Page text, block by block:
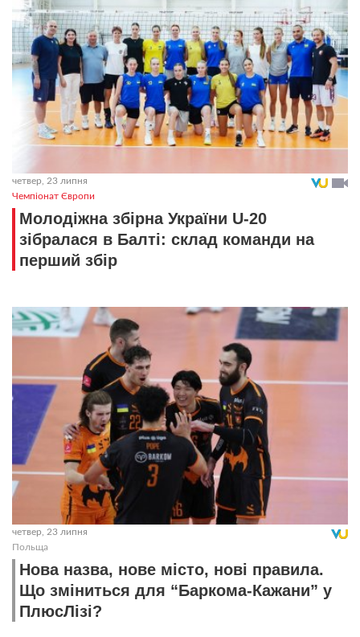
четвер, 23 липня
Чемпіонат Європи
Молодіжна збірна України U-20
зібралася в Балті: склад команди на
перший збір
четвер, 23 липня
Польща
Нова назва, нове місто, нові правила.
Що зміниться для “Баркома-Кажани” у
ПлюсЛізі?